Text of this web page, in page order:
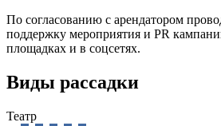
По согласованию с арендатором
поддержку мероприятия и PR
площадках и в соцсетях.
Виды рассадки
Театр